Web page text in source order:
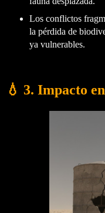
Los conflictos
la pérdida de
ya vulnerables.
💧 3. Impacto